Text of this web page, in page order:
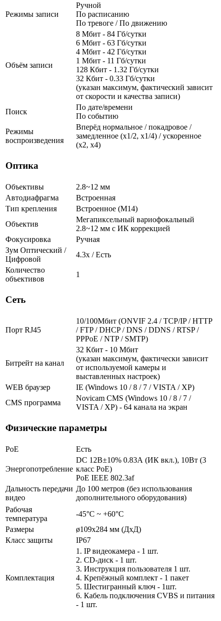
Режимы записи
Ручной
По расписанию
По тревоге / По движению
Объём записи
8 Мбит - 84 Гб/сутки
6 Мбит - 63 Гб/сутки
4 Мбит - 42 Гб/сутки
1 Мбит - 11 Гб/сутки
128 Кбит - 1.32 Гб/сутки
32 Кбит - 0.33 Гб/сутки
(указан максимум, фактический зависит
от скорости и качества записи)
Поиск
По дате/времени
По событию
Режимы
воспроизведения
Вперёд нормальное / покадровое /
замедленное (х1/2, х1/4) / ускоренное
(х2, х4)
Оптика
Объективы
2.8~12 мм
Автодиафрагма
Встроенная
Тип крепления
Встроенное (М14)
Объектив
Мегапиксельный вариофокальный
2.8~12 мм c ИК коррекцией
Фокусировка
Ручная
Зум Оптический /
Цифровой
4.3х / Есть
Количество
объективов
1
Сеть
Порт RJ45
10/100Мбит (ONVIF 2.4 / TCP/IP / HTTP
/ FTP / DHCP / DNS / DDNS / RTSP /
PPPoE / NTP / SMTP)
Битрейт на канал
32 Кбит - 10 Мбит
(указан максимум, фактически зависит
от используемой камеры и
выставленных настроек)
WEB браузер
IE (Windows 10 / 8 / 7 / VISTA / XP)
CMS программа
Novicam CMS (Windows 10 / 8 / 7 /
VISTA / XP) - 64 канала на экран
Физические параметры
PoE Есть
Энергопотребление
DC 12В±10% 0.83А (ИК вкл.), 10Вт (3
класс PoE)
PoE IEEE 802.3af
Дальность передачи
видео
До 100 метров (без использования
дополнительного оборудования)
Рабочая
температура
-45°С ~ +60°С
Размеры
ø109x284 мм (ДхД)
Класс защиты
IP67
Комплектация
1. IP видеокамера - 1 шт.
2. СD-диск - 1 шт.
3. Инструкция пользователя 1 шт.
4. Крепёжный комплект - 1 пакет
5. Шестигранный ключ - 1шт.
6. Кабель подключения CVBS и питания
- 1 шт.